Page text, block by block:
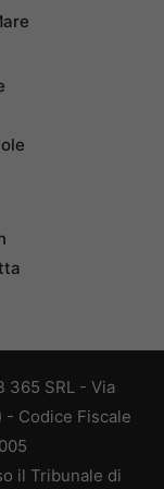
365 SRL - Via
- Codice Fiscale
il Tribunale di